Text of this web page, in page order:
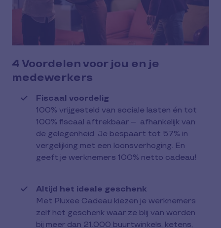
4 Voordelen voor jou en je
medewerkers
Fiscaal voordelig
100% vrijgesteld van sociale lasten én tot
100% fiscaal aftrekbaar – afhankelijk van
de gelegenheid. Je bespaart tot 57% in
vergelijking met een loonsverhoging. En
geeft je werknemers 100% netto cadeau!
Altijd het ideale geschenk
Met Pluxee Cadeau kiezen je werknemers
zelf het geschenk waar ze blij van worden
bij meer dan 21.000 buurtwinkels, ketens,